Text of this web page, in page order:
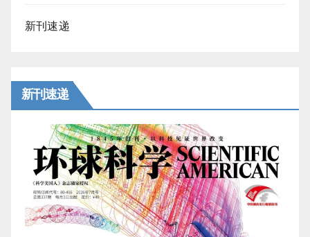
新刊速递
新刊速递